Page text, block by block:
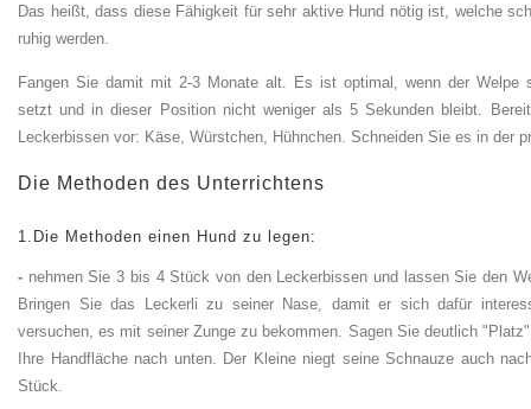
Das heißt, dass diese Fähigkeit für sehr aktive Hund nötig ist, welche
ruhig werden.
Fangen Sie damit mit 2-3 Monate alt. Es ist optimal, wenn der Welpe
setzt und in dieser Position nicht weniger als 5 Sekunden bleibt.
Leckerbissen vor: Käse, Würstchen, Hühnchen. Schneiden Sie es in der
Die Methoden des Unterrichtens
1.Die Methoden einen Hund zu legen:
- nehmen Sie 3 bis 4 Stück von den Leckerbissen und lassen Sie den
Bringen Sie das Leckerli zu seiner Nase, damit er sich dafür
versuchen, es mit seiner Zunge zu bekommen. Sagen Sie deutlich
Ihre Handfläche nach unten. Der Kleine niegt seine Schnauze auch
Stück.